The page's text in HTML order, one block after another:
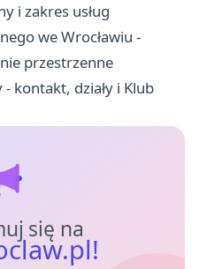
i zakres usług
we Wrocławiu -
przestrzenne
kontakt, działy i Klub
się na